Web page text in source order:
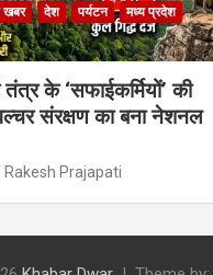
खबर देश पर्यटन
मध्य प्रदेश
तंत्र के ‘सफाईकर्मियों’ की
संरक्षण का बना नेशनल
Rakesh Prajapati